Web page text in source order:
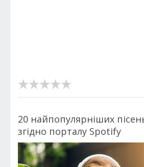
20 найпопулярніших
згідно порталу Spotify